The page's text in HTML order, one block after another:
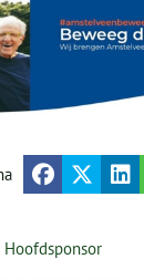
Hoofdsponsor